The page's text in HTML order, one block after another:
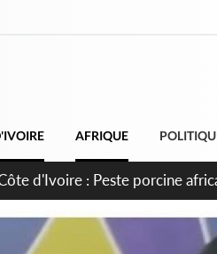
AFRIQUE
d'Ivoire : Peste porcine